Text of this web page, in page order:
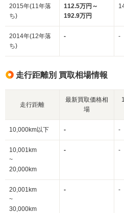
2015年(11年落
ち)
112.5万円～
192.9万円
2014年(12年落
ち)
- -
走行距離別 買取相場情報
走行距離
最新買取価格相
場
10,000km以下 - -
10,001km
~
20,000km
- -
20,001km
~
30,000km
- -